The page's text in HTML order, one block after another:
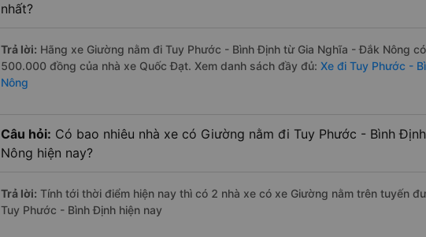
nhất?
Trả lời: Hãng xe Giường nằm đi Tuy Phước - Bình Định từ Gia Nghĩa - Đắk Nông
500.000 đồng của nhà xe Quốc Đạt. Xem danh sách đầy đủ: Xe đi Tuy Phước -
Nông
Câu hỏi: Có bao nhiêu nhà xe có Giường nằm đi Tuy Phước - Bình
Nông hiện nay?
Trả lời: Tính tới thời điểm hiện nay thì có 2 nhà xe có xe Giường nằm trên tuyến
Tuy Phước - Bình Định hiện nay